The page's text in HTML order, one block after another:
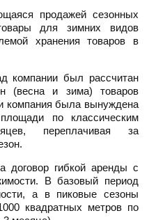
продажей сезонных
для зимних видов
хранения товаров в
компании был рассчитан
(весна и зима) товаров
компания была вынуждена
по классическим
переплачивая за
договор гибкой аренды с
В базовый период
а в пиковые сезоны
квадратных метров по